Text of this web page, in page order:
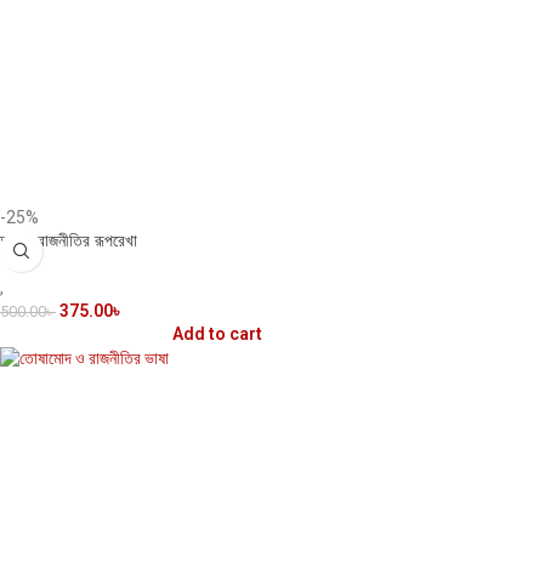
-25%
আমার রাজনীতির রূপরেখা
,
500.00৳ 375.00৳
Add to cart